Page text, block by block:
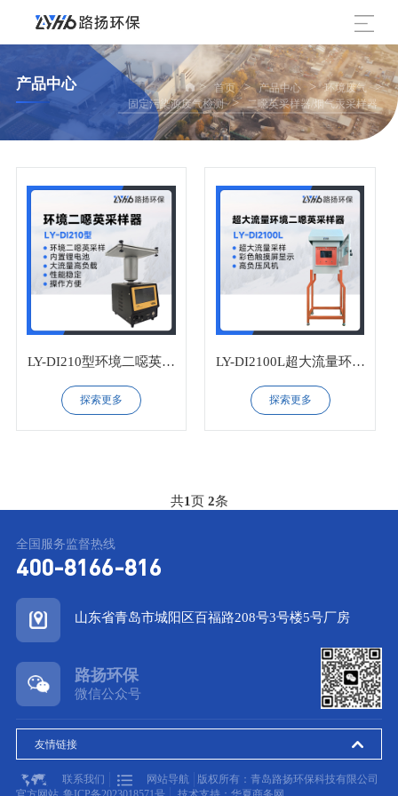
产品中心 > 首页 > 产品中心 > 环境废气 >
固定污染源废气检测 > 二噁英采样器/烟气汞采样器
LY-DI210型环境二噁英采
样器
探索更多
LY-DI2100L超大流量环境
二噁英采样器
探索更多
共1页 2条
全国服务监督热线
400-8166-816
山东省青岛市城阳区百福路208号3号楼5号厂房
路扬环保
微信公众号
友情链接
联系我们 网站导航
版权所有：青岛路扬环保科技有限公司